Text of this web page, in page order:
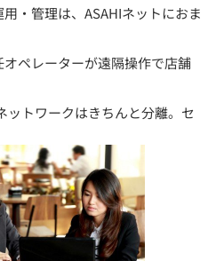
・管理は、ASAHIネットにおま
オペレーターが遠隔操作で店舗
ットワークはきちんと分離。セ